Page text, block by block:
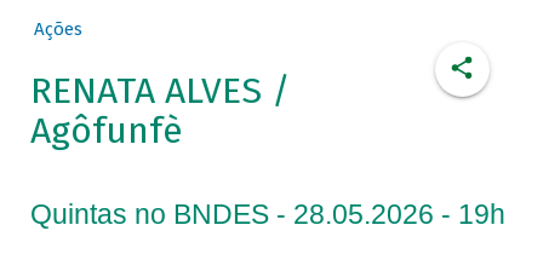
Ações
RENATA ALVES /
Agôfunfè
Quintas no BNDES - 28.05.2026 - 19h